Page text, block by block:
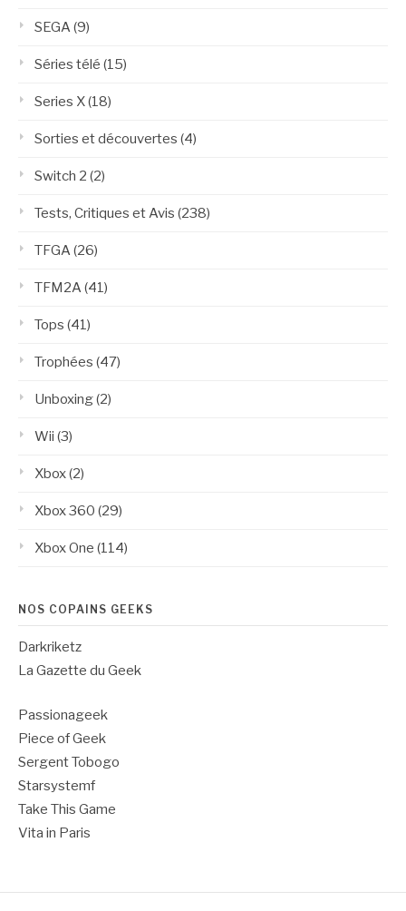
SEGA(9)
Séries télé (15)
Series X(18)
Sorties et découvertes (4)
Switch 2 (2)
Tests, Critiques et Avis (238)
TFGA(26)
TFM2A(41)
Tops (41)
Trophées (47)
Unboxing(2)
Wii (3)
Xbox(2)
Xbox 360 (29)
Xbox One (114)
NOS COPAINS GEEKS
Darkriketz
La Gazette du Geek
Passionageek
Piece of Geek
Sergent Tobogo
Starsystemf
Take This Game
Vita in Paris